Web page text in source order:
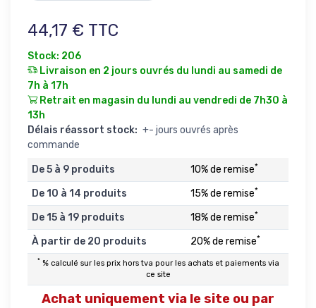
44,17 € TTC
Stock: 206
Livraison en 2 jours ouvrés du lundi au samedi de
7h à 17h
Retrait en magasin du lundi au vendredi de 7h30 à
13h
Délais réassort stock: +- jours ouvrés après
commande
De 5 à 9 produits 10% de remise*
De 10 à 14 produits 15% de remise*
De 15 à 19 produits 18% de remise*
À partir de 20 produits 20% de remise*
* % calculé sur les prix hors tva pour les achats et paiements via
ce site
Achat uniquement via le site ou par